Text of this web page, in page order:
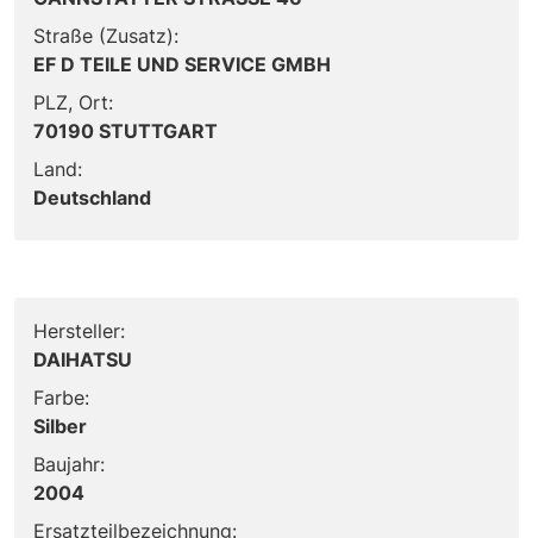
Straße (Zusatz):
EF D TEILE UND SERVICE GMBH
PLZ, Ort:
70190 STUTTGART
Land:
Deutschland
Hersteller:
DAIHATSU
Farbe:
Silber
Baujahr:
2004
Ersatzteilbezeichnung: